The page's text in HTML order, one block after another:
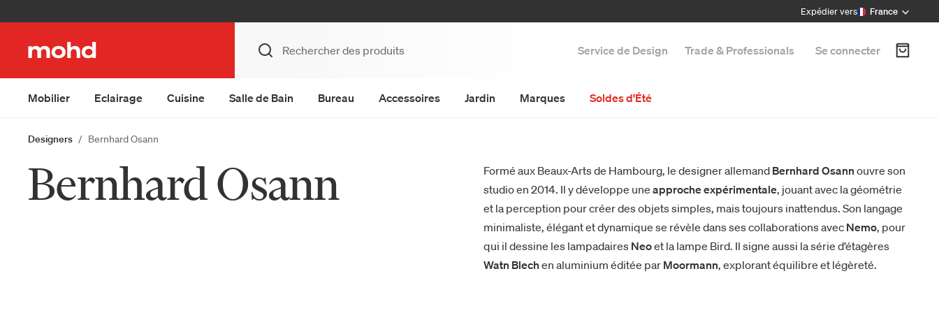
Expédier vers France
Service de Design Trade & Professionals Se connecter
Mobilier Eclairage Cuisine Salle de Bain Bureau Accessoires Jardin Marques Soldes d'Été
Designers Bernhard Osann
Bernhard Osann Formé aux Beaux-Arts de Hambourg, le designer allemandBernhard Osann ouvre son
studio en 2014. Il y développe une approche expérimentale, jouant avec la géométrie
et la perception pour créer des objets simples, mais toujours inattendus. Son langage
minimaliste, élégant et dynamique se révèle dans ses collaborations avec Nemo, pour
qui il dessine les lampadaires Neoet la lampe Bird. Il signe aussi la série d’étagères
Watn Blech en aluminium éditée par Moormann, explorant équilibre et légèreté.